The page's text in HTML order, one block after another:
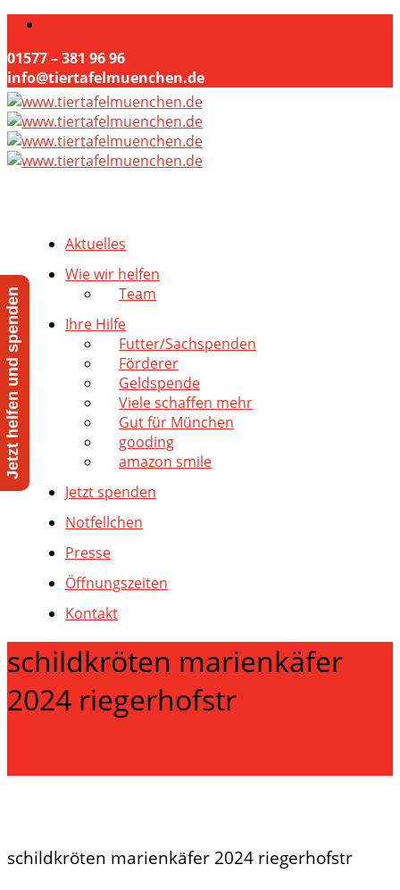
01577 – 381 96 96
info@tiertafelmuenchen.de
Aktuelles
Wie wir helfen
Team
Ihre Hilfe
Futter/Sachspenden
Förderer
Geldspende
Viele schaffen mehr
Gut für München
gooding
amazon smile
Jetzt spenden
Notfellchen
Presse
Öffnungszeiten
Kontakt
schildkröten marienkäfer
2024 riegerhofstr
schildkröten marienkäfer 2024 riegerhofstr
Jetzt helfen und spenden